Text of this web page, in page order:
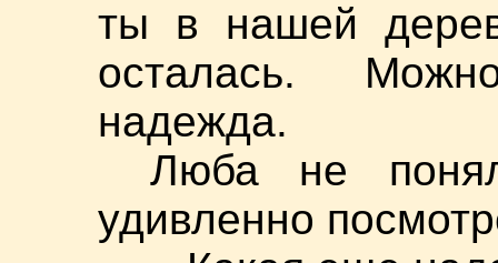
ты в нашей
осталась.
надежда.
Люба не
удивленно